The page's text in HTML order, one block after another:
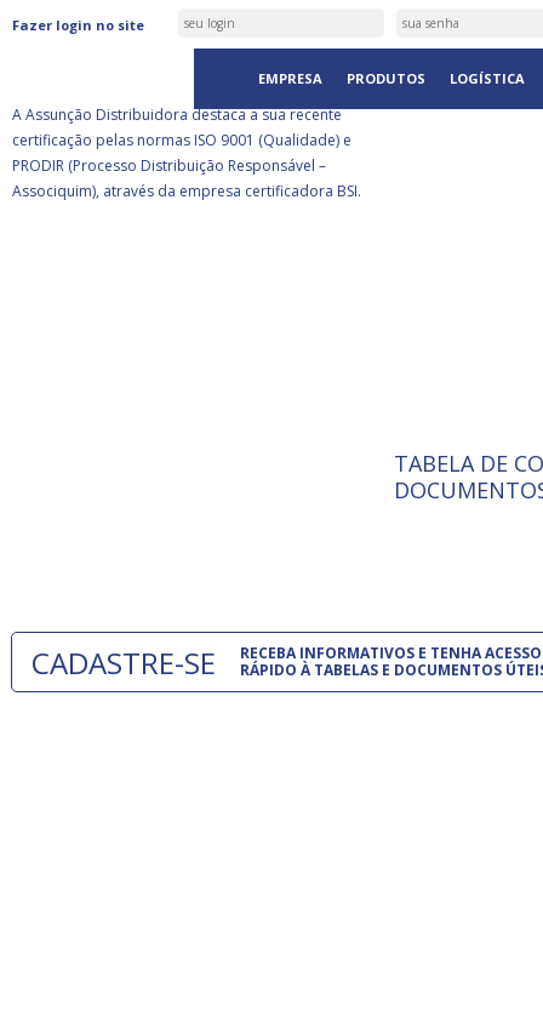
Fazer login no site
EMPRESA PRODUTOS LOGÍSTICA
ASSUNÇÃO DISTRIBUIDORA É
CERTIFICADA PELA BSI
A Assunção Distribuidora destaca a sua recente
certificação pelas normas ISO 9001 (Qualidade) e
PRODIR (Processo Distribuição Responsável –
Associquim), através da empresa certificadora BSI.
ISO 9001:
A
TABELA DE
CADASTRE-SE
RECEBA INFORMATIVOS E TENHA ACESSO
RÁPIDO À TABELAS E DOCUMENTOS